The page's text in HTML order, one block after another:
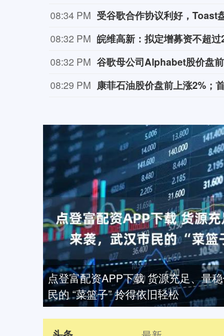
08:34 PM 受谷歌合作协议利好，Toast
08:32 PM 皖维高新：拟定增募资不超
08:32 PM 谷歌母公司Alphabet股价盘前
08:29 PM 康菲石油股价盘前上涨2%；
点登富配资APP下载 货源充足、量
民的 “菜篮子” 拎得依旧轻松